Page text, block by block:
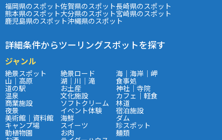
福岡県のスポット佐賀県のスポット長崎県のスポット
熊本県のスポット大分県のスポット宮崎県のスポット
鹿児島県のスポット沖縄県のスポット
詳細条件からツーリングスポットを探す
ジャンル
絶景スポット 絶景ロード 海｜海岸｜岬
山｜高原 湖｜川｜滝 食事処
道の駅 お土産 神社｜寺院
温泉 文化施設 カフェ｜軽食
商業施設 ソフトクリーム 林道
夜景 イベント体験 宿泊施設
美術館｜資料館 海鮮 ダム
キャンプ場 スイーツ 珍スポット
動植物園 お肉 麺類